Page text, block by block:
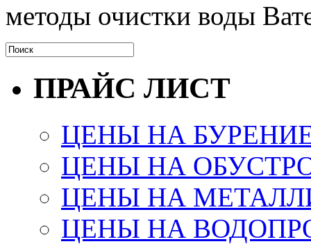
методы очистки воды
ПРАЙС ЛИСТ
ЦЕНЫ НА
ЦЕНЫ НА
ЦЕНЫ НА
ЦЕНЫ НА